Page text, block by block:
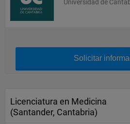
Universidad de
Solicitar
Licenciatura en Medicina
(Santander, Cantabria)